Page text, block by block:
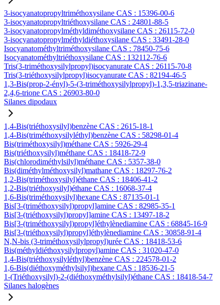
3-isocyanatopropyltriméthoxysilane CAS : 15396-00-6
3-isocyanatopropyltriéthoxysilane CAS : 24801-88-5
3-isocyanatopropylméthyldiméthoxysilane CAS : 26115-72-0
3-isocyanatopropylméthyldiéthoxysilane CAS : 33491-28-0
Isocyanatométhyltriméthoxysilane CAS : 78450-75-6
Isocyanatométhyltriéthoxysilane CAS : 132112-76-6
Tris(3-triméthoxysilylpropyl)isocyanurate CAS : 26115-70-8
Tris(3-triéthoxysilylpropyl)isocyanurate CAS : 82194-46-5
1,3-Bis(prop-2-ényl)-5-(3-triméthoxysilylpropyl)-1,3,5-triazinane-
2,4,6-trione CAS : 26903-80-0
Silanes dipodaux
1,4-Bis(triéthoxysilyl)benzène CAS : 2615-18-1
1,4-Bis(triméthoxysilyléthyl)benzène CAS : 58298-01-4
Bis(triméthoxysilyl)méthane CAS : 5926-29-4
Bis(triéthoxysilyl)méthane CAS : 18418-72-9
Bis(chlorodiméthylsilyl)méthane CAS : 5357-38-0
Bis(diméthylméthoxysilyl)mathane CAS : 18297-76-2
1,2-Bis(triméthoxysilyl)éthane CAS : 18406-41-2
1,2-Bis(triéthoxysilyl)éthane CAS : 16068-37-4
1,6-Bis(triméthoxysilyl)hexane CAS : 87135-01-1
Bis[3-(triméthoxysilyl)propyl]amine CAS : 82985-35-1
Bis[3-(triéthoxysilyl)propyl]amine CAS : 13497-18-2
Bis[3-(triméthoxysilyl)propyl]éthylènediamine CAS : 68845-16-9
Bis[3-(triéthoxysilyl)propyl]éthylènediamine CAS : 30858-91-4
N,N-bis (3-triméthoxysilylpropyl)urée CAS : 18418-53-6
Bis(méthyldiéthoxysilylpropyl)amine CAS : 31020-47-0
1,4-Bis(triéthoxysilyléthyl)benzène CAS : 224578-01-2
1,6-Bis(diéthoxyméthylsilyl)hexane CAS : 18536-21-5
1-(Triéthoxysilyl)-2-(diéthoxyméthylsilyl)éthane CAS : 18418-54-7
Silanes halogènes